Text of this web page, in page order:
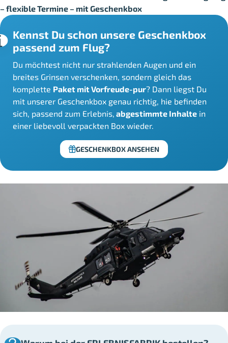
– flexible Termine – mit Geschenkbox
Kennst Du schon unsere Geschenkbox
passend zum Flug?
Du möchtest nicht nur strahlenden Augen und ein
breites Grinsen verschenken, sondern gleich das
komplette Paket mit Vorfreude-pur? Dann liegst Du
mit unserer Geschenkbox genau richtig, hie befinden
sich, passend zum Erlebnis, abgestimmte Inhalte in
einer liebevoll verpackten Box wieder.
GESCHENKBOX ANSEHEN